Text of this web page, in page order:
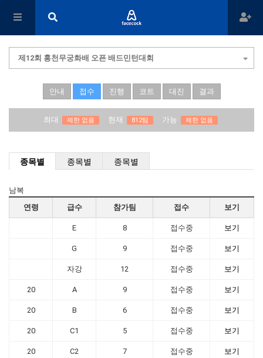
제12회 홍천무궁화배 오픈 배드민턴대회
안내 접수 진행 코트 대진 결과
최대 제한 없음 현재 812팀 가능 제한 없음
종목별 종목별 종목별
남복
연령
급수 참가팀 접수 보기
E 8 접수중 보기
G 9 접수중 보기
자강 12 접수중 보기
20 A 9 접수중 보기
20 B 6 접수중 보기
20 C1 5 접수중 보기
20 C2 7 접수중 보기